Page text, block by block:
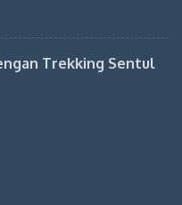
Trekking Sentul